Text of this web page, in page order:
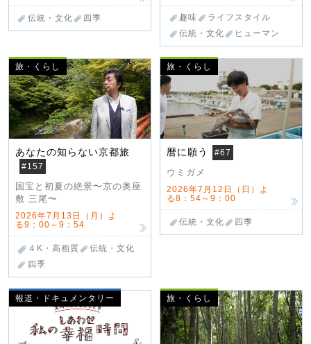
伝統・文化 四季 趣味
ライフスタイル
伝統・文化
ヒューマン
旅・くらし
あなたの知らない京都旅
#157
国宝と初夏の絶景〜京の奥座
敷 三尾〜
2026年7月13日（月）よ
る9：00～9：54
４K・高画質
伝統・文化
四季
旅・くらし
暦に願う #67
ウミガメ
2026年7月12日（日）よ
る8：54～9：00
伝統・文化 四季
報道・ドキュメンタリー 旅・くらし